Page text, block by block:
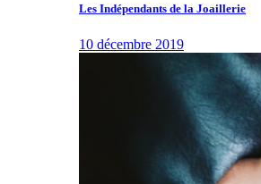
Les Indépendants de la Joaillerie
10 décembre 2019